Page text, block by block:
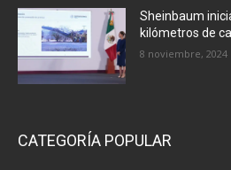
Sheinbaum
kilómetros de
8 noviembre, 2024
CATEGORÍA POPULAR